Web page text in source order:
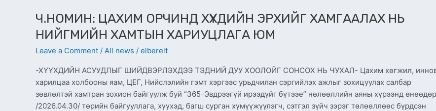
Ч.НОМИН: ЦАХИМ ОРЧИНД ХҮҮХДИЙН ЭРХИЙГ ХАМГААЛАХ НЬ
НИЙГМИЙН ХАМТЫН ХАРИУЦЛАГА ЮМ
Leave a Comment / All news / elberelt
-ХҮҮХДИЙН АСУУДЛЫГ ШИЙДВЭРЛЭХДЭЭ ТЭДНИЙ ДУУ ХООЛОЙГ СОНСОХ НЬ ЧУХАЛ- Цахим хөгжил,
харилцаа холбооны яам, ЦЕГ, Нийслэлийн гэмт хэргээс урьдчилан сэргийлэх ажлыг зохицуулах салбар
зөвлөлтэй хамтран зохион байгуулж буй “365-Эвдрээгүй ирээдүйг бүтээе” нөлөөллийн аяны хүрээнд өнөөдөр
/2026.04.30/ төрийн байгууллага, хүүхэд, багш сурган хүмүүжүүлэгч, сэтгэл зүйч зэрэг төлөөллөөс бүрдсэн